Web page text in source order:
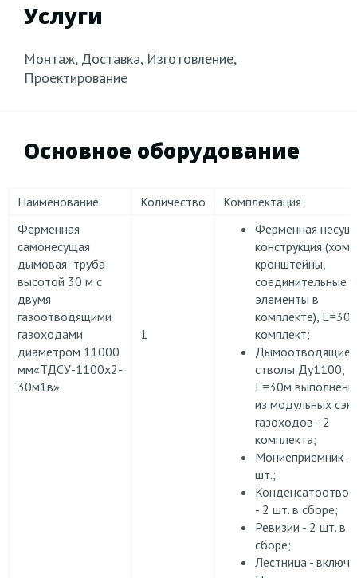
Услуги
Монтаж, Доставка, Изготовление,
Проектирование
Основное оборудование
Наименование Количество
Комплектация
Ферменная
самонесущая
дымовая труба
высотой 30 м с
двумя
газоотводящими
газоходами
диаметром 11000
мм«ТДСУ-1100х2-
30м1в»
1
Ферменная
конструкция
кронштейны,
соединительные
элементы в
комплекте),
комплект;
Дымоотводящие
стволы Ду1100,
L=30м
из модульных
газоходов - 2
комплекта;
Мониеприемник -
шт.;
- 2 шт. в сборе;
Ревизии - 2 шт. в
сборе;
Лестница -